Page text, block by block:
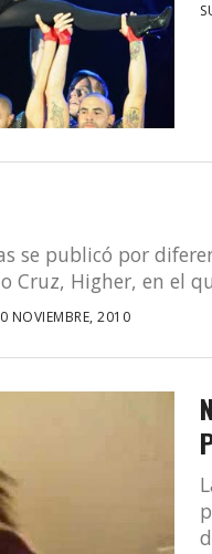
se publicó por
Cruz, Higher, en el
NOVIEMBRE, 2010